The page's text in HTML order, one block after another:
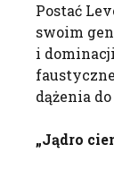
Postać
swoim
i
dążenia
„Jądro